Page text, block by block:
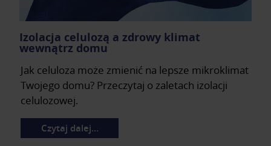
Izolacja celulozą a zdrowy klimat
wewnątrz domu
Jak celuloza może zmienić na lepsze mikroklimat
Twojego domu? Przeczytaj o zaletach izolacji
celulozowej.
Czytaj dalej…